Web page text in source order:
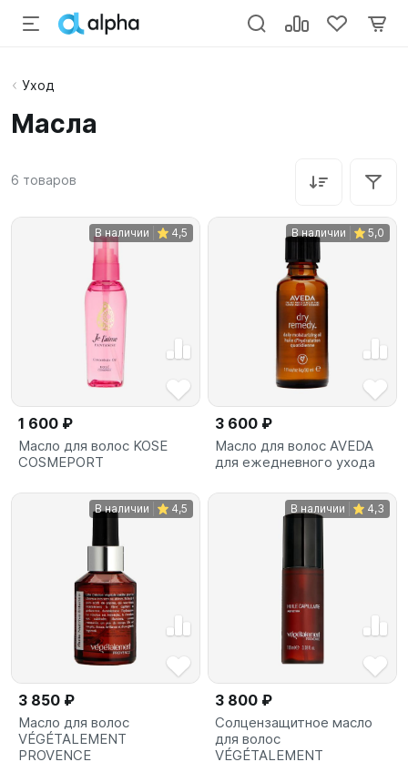
Уход
Масла
6 товаров
В наличии 4,5
1 600 ₽
Масло для волос KOSE
COSMEPORT
В наличии 5,0
3 600 ₽
Масло для волос AVEDA
для ежедневного ухода
В наличии 4,5
3 850 ₽
Масло для волос
VÉGÉTALEMENT
PROVENCE
В наличии 4,3
3 800 ₽
Солцензащитное масло
для волос
VÉGÉTALEMENT